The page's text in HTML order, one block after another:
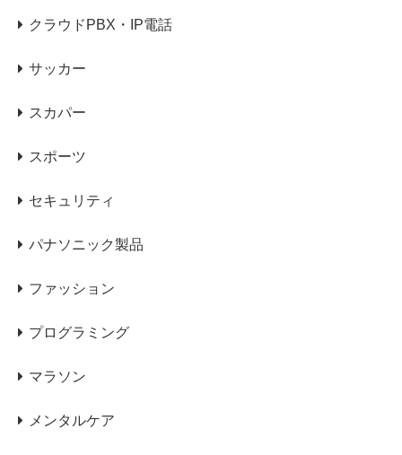
クラウドPBX・IP電話
サッカー
スカパー
スポーツ
セキュリティ
パナソニック製品
ファッション
プログラミング
マラソン
メンタルケア